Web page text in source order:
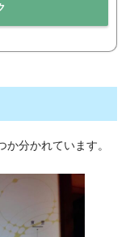
分かれています。